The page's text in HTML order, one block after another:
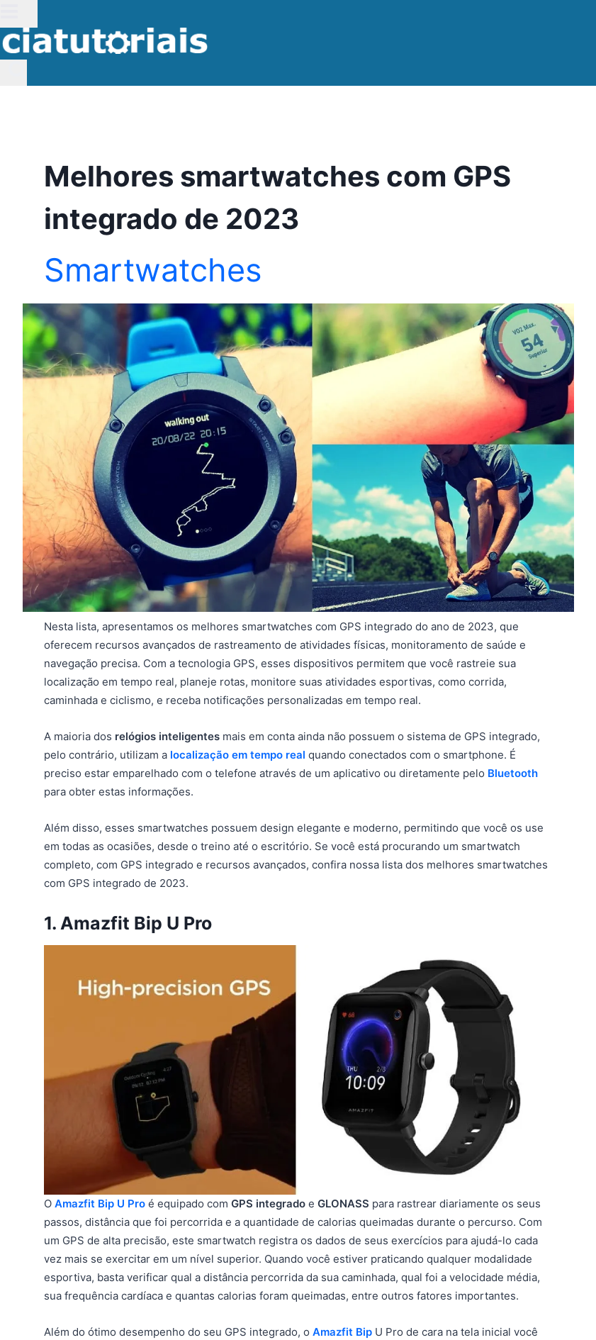
para
o
Melhores smartwatches com GPS
integrado de 2023
Smartwatches
Nesta lista, apresentamos os melhores smartwatches com GPS integrado do ano de 2023, que
oferecem recursos avançados de rastreamento de atividades físicas, monitoramento de saúde e
navegação precisa. Com a tecnologia GPS, esses dispositivos permitem que você rastreie sua
localização em tempo real, planeje rotas, monitore suas atividades esportivas, como corrida,
caminhada e ciclismo, e receba notificações personalizadas em tempo real.
A maioria dos relógios inteligentes mais em conta ainda não possuem o sistema de GPS integrado,
pelo contrário, utilizam a localização em tempo real quando conectados com o smartphone. É
preciso estar emparelhado com o telefone através de um aplicativo ou diretamente pelo Bluetooth
para obter estas informações.
Além disso, esses smartwatches possuem design elegante e moderno, permitindo que você os use
em todas as ocasiões, desde o treino até o escritório. Se você está procurando um smartwatch
completo, com GPS integrado e recursos avançados, confira nossa lista dos melhores smartwatches
com GPS integrado de 2023.
1. Amazfit Bip U Pro
O Amazfit Bip U Pro é equipado com GPS integrado e GLONASS para rastrear diariamente os seus
passos, distância que foi percorrida e a quantidade de calorias queimadas durante o percurso. Com
um GPS de alta precisão, este smartwatch registra os dados de seus exercícios para ajudá-lo cada
vez mais se exercitar em um nível superior. Quando você estiver praticando qualquer modalidade
esportiva, basta verificar qual a distância percorrida da sua caminhada, qual foi a velocidade média,
sua frequência cardíaca e quantas calorias foram queimadas, entre outros fatores importantes.
Além do ótimo desempenho do seu GPS integrado, o Amazfit Bip U Pro de cara na tela inicial você